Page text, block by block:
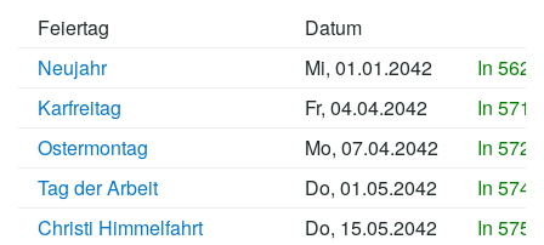
Feiertag
Datum
Neujahr
Mi, 01.01.2042
In
Karfreitag
Fr, 04.04.2042
In
Ostermontag
Mo, 07.04.2042
In
Tag der Arbeit
Do, 01.05.2042
In
Christi Himmelfahrt
Do, 15.05.2042
In